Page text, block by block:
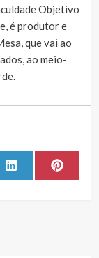
Objetivo
é produtor e
que vai ao
ao meio-
Share
on
LinkedIn Share
on